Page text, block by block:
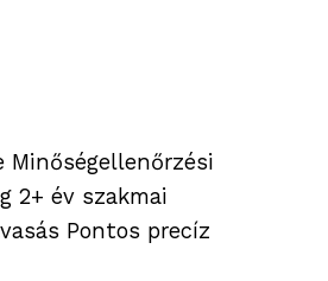
Minőségellenőrzési
2+ év szakmai
Pontos precíz